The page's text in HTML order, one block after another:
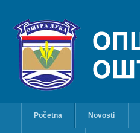
Početna Novosti